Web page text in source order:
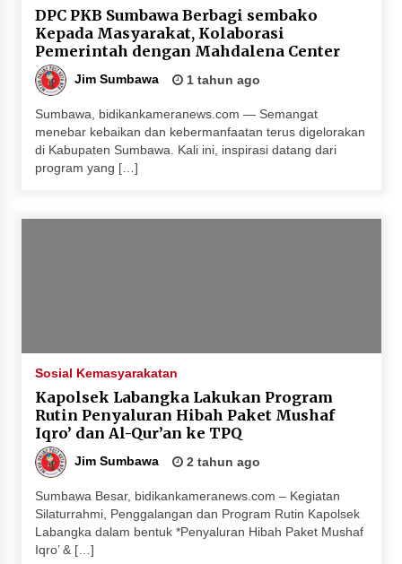
DPC PKB Sumbawa Berbagi sembako
Kepada Masyarakat, Kolaborasi
Pemerintah dengan Mahdalena Center
Jim Sumbawa 1 tahun ago
Sumbawa, bidikankameranews.com — Semangat
menebar kebaikan dan kebermanfaatan terus digelorakan
di Kabupaten Sumbawa. Kali ini, inspirasi datang dari
program yang […]
Sosial Kemasyarakatan
Kapolsek Labangka Lakukan Program
Rutin Penyaluran Hibah Paket Mushaf
Iqro’ dan Al-Qur’an ke TPQ
Jim Sumbawa 2 tahun ago
Sumbawa Besar, bidikankameranews.com – Kegiatan
Silaturrahmi, Penggalangan dan Program Rutin Kapolsek
Labangka dalam bentuk *Penyaluran Hibah Paket Mushaf
Iqro’ & […]